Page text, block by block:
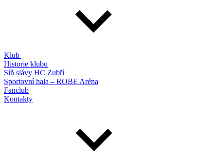
Klub
Historie klubu
Síň slávy HC Zubří
Sportovní hala – ROBE Aréna
Fanclub
Kontakty